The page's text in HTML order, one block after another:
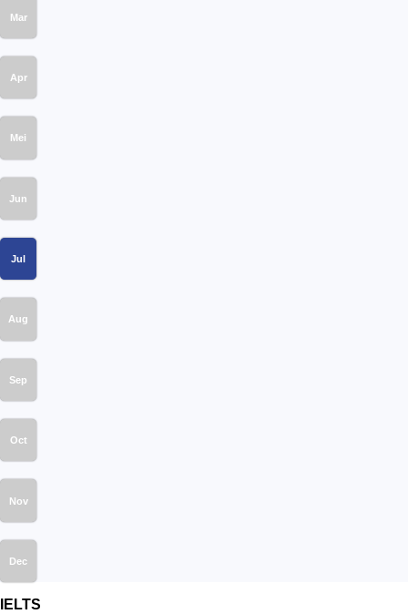
Mar
Apr
Mei
Jun
Jul
Aug
Sep
Oct
Nov
Dec
IELTS